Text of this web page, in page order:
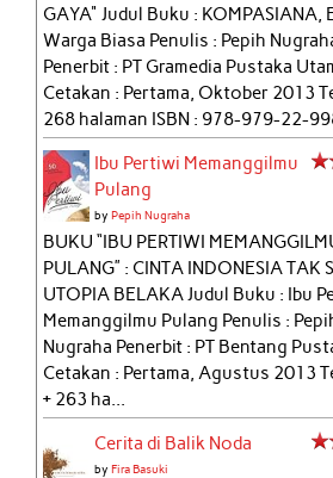
GAYA" Judul Buku : KOMPASIANA,
Warga Biasa Penulis : Pepih
Penerbit : PT Gramedia Pustaka
Cetakan : Pertama, Oktober 2013
268 halaman ISBN : 978-979-22-
Ibu Pertiwi Memanggilmu
Pulang
byPepih Nugraha
BUKU “IBU PERTIWI
PULANG” : CINTA INDONESIA TAK
UTOPIA BELAKA Judul Buku : Ibu
Memanggilmu Pulang Penulis :
Nugraha Penerbit : PT Bentang
Cetakan : Pertama, Agustus 2013
+ 263 ha...
Cerita di Balik Noda
byFira Basuki